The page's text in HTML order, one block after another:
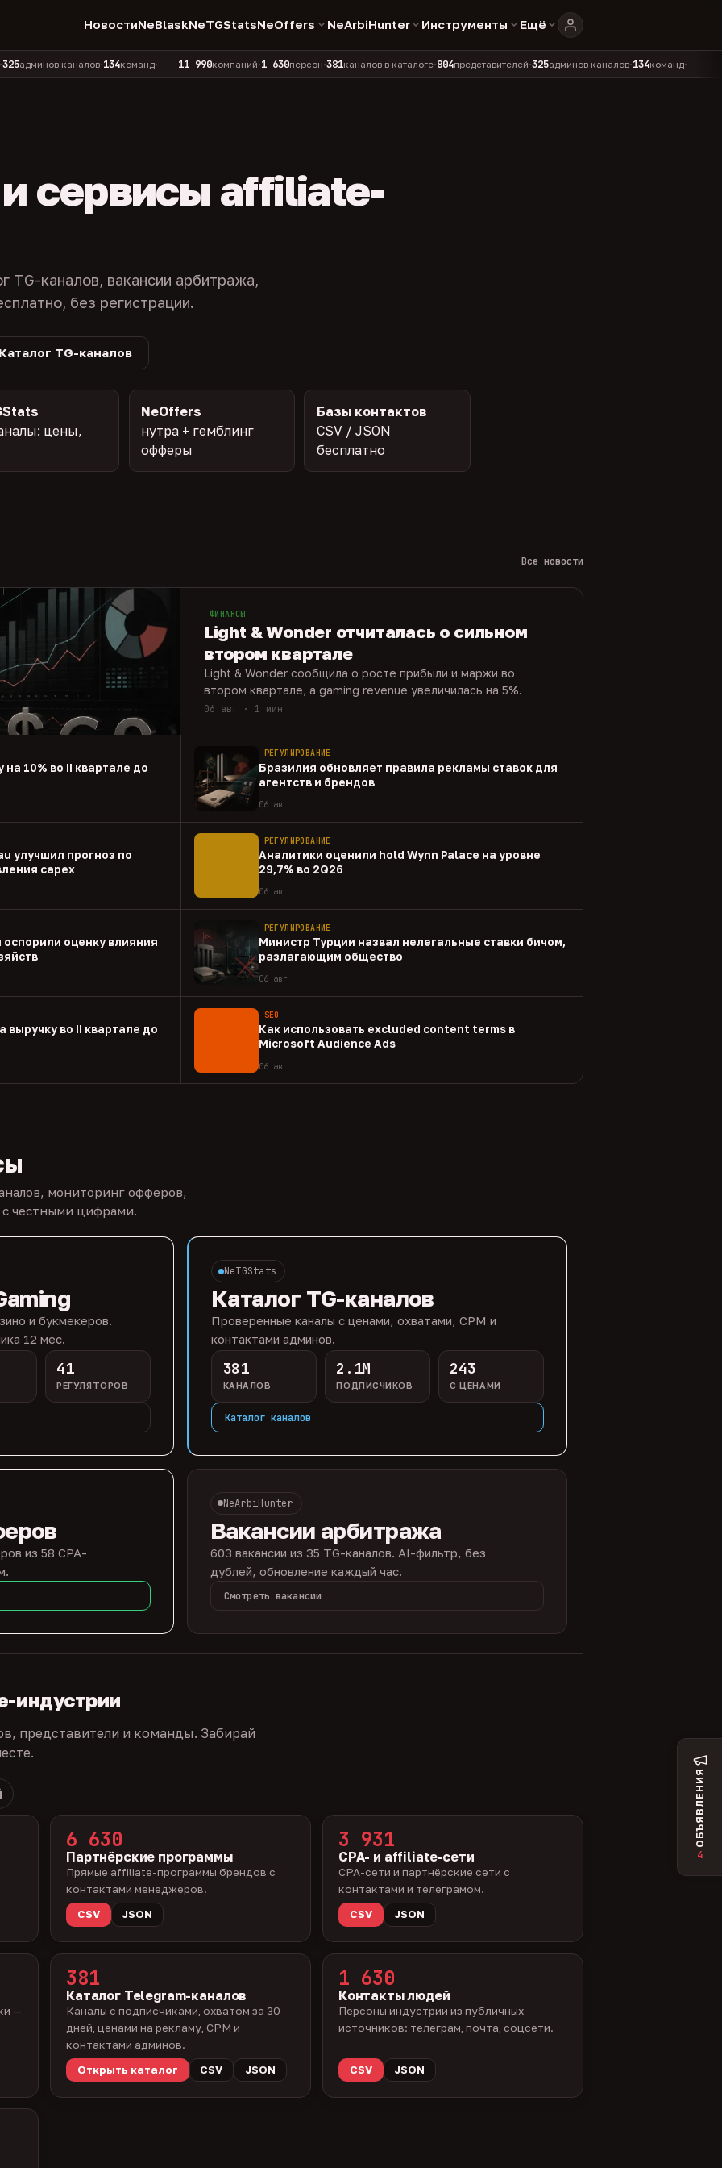
НовостиNeBlaskNeTGStatsNeOffers NeArbiHunter Инструменты Ещё
каналов•134команд• 11 990 компаний•1 630персон•381каналов в каталоге•804представителей•325админов каналов•134команд•
сервисы affiliate-
TG-каналов, вакансии арбитража,
без регистрации.
TG-каналов
цены,
NeOffers
нутра + гемблинг
офферы
Базы контактов
CSV / JSON
бесплатно
Все новости
ФИНАНСЫ
Light & Wonder отчиталась о сильном
втором квартале
Light & Wonder сообщила о росте прибыли и маржи во
втором квартале, а gaming revenue увеличилась на 5%.
06 авг · 1 мин
10% во II квартале до
РЕГУЛИРОВАНИЕ
Бразилия обновляет правила рекламы ставок для
агентств и брендов
06 авг
улучшил прогноз по
capex
РЕГУЛИРОВАНИЕ
Аналитики оценили hold Wynn Palace на уровне
29,7% во 2Q26
06 авг
оценку влияния
РЕГУЛИРОВАНИЕ
Министр Турции назвал нелегальные ставки бичом,
разлагающим общество
06 авг
выручку во II квартале до
SEO
Как использовать excluded content terms в
Microsoft Audience Ads
06 авг
мониторинг офферов,
с честными цифрами.
и букмекеров.
12 мес.
41
РЕГУЛЯТОРОВ
NeTGStats
Каталог TG-каналов
Проверенные каналы с ценами, охватами, CPM и
контактами админов.
381
КАНАЛОВ
2.1M
ПОДПИСЧИКОВ
243
С ЦЕНАМИ
Каталог каналов
из 58 CPA-
NeArbiHunter
Вакансии арбитража
603 вакансии из 35 TG-каналов. AI-фильтр, без
дублей, обновление каждый час.
Смотреть вакансии
индустрии
представители и команды. Забирай
6 630
Партнёрские программы
Прямые affiliate-программы брендов с
контактами менеджеров.
CSV
JSON
3 931
CPA- и affiliate-сети
CPA-сети и партнёрские сети с
контактами и телеграмом.
CSV
JSON
—
381
Каталог Telegram-каналов
Каналы с подписчиками, охватом за 30
дней, ценами на рекламу, CPM и
контактами админов.
Открыть каталог
CSV JSON
1 630
Контакты людей
Персоны индустрии из публичных
источников: телеграм, почта, соцсети.
CSV JSON
ОБЪЯВЛЕНИЯ
4